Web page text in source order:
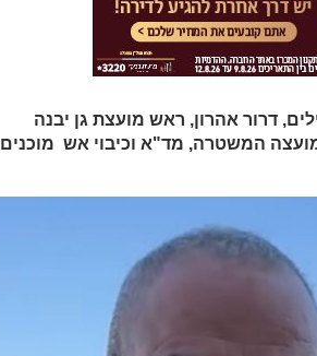
דרור אהרון, ראש מועצת גן יבנה
המשטרה, מד"א וכיבוי אש מוכנים